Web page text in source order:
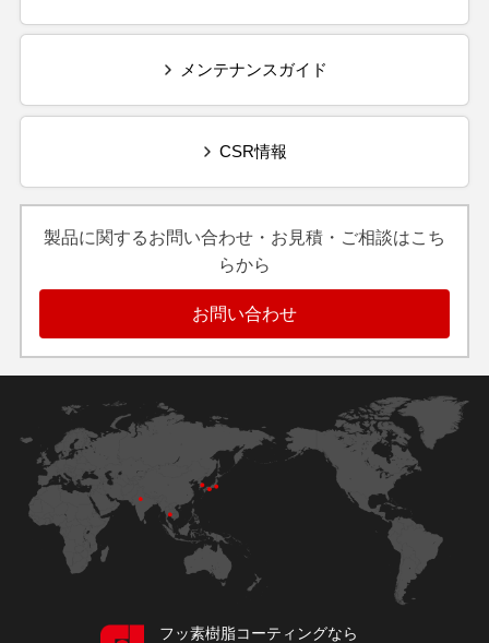
メンテナンスガイド
CSR情報
製品に関するお問い合わせ・お見積・ご相談はこち
らから
お問い合わせ
フッ素樹脂コーティングなら